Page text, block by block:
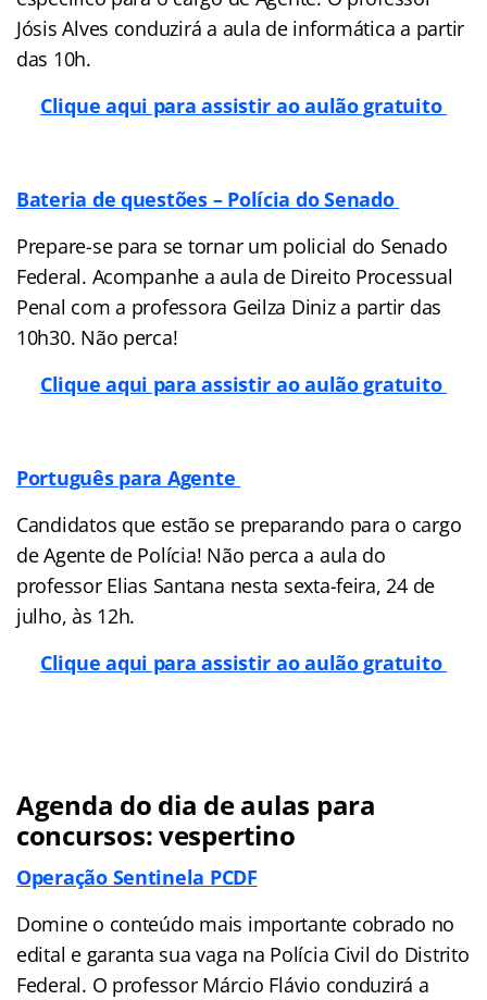
Jósis Alves conduzirá a aula de informática a partir
das 10h.
Clique aqui para assistir ao aulão gratuito
Bateria de questões – Polícia do Senado
Prepare-se para se tornar um policial do Senado
Federal. Acompanhe a aula de Direito Processual
Penal com a professora Geilza Diniz a partir das
10h30. Não perca!
Clique aqui para assistir ao aulão gratuito
Português para Agente
Candidatos que estão se preparando para o cargo
de Agente de Polícia! Não perca a aula do
professor Elias Santana nesta sexta-feira, 24 de
julho, às 12h.
Clique aqui para assistir ao aulão gratuito
Agenda do dia de aulas para
concursos: vespertino
Operação Sentinela PCDF
Domine o conteúdo mais importante cobrado no
edital e garanta sua vaga na Polícia Civil do Distrito
Federal. O professor Márcio Flávio conduzirá a